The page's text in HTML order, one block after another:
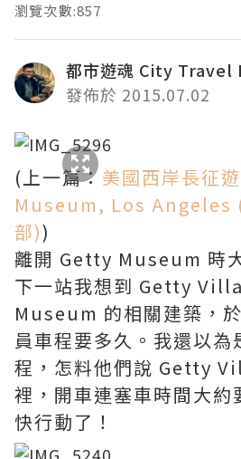
瀏覽次數:857
都市遊魂 City
發佈於 2015.07.02
(上一篇：美國西岸長征
Museum, Los Angeles
部))
離開 Getty Museum 時
下一站我想到 Getty
Museum 的相關建築，
員車程要多久。我還以為
程，怎料他們說 Getty
裡，開車連塞車時間大約
快行動了！